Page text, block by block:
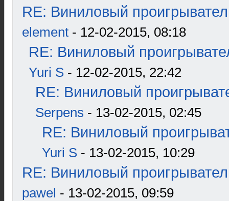
RE: Виниловый
element - 12-02-2015, 08:18
RE: Виниловый
Yuri S - 12-02-2015, 22:42
RE: Виниловый
Serpens - 13-02-2015, 02:45
RE: Виниловый
Yuri S - 13-02-2015, 10:29
RE: Виниловый
pawel - 13-02-2015, 09:59